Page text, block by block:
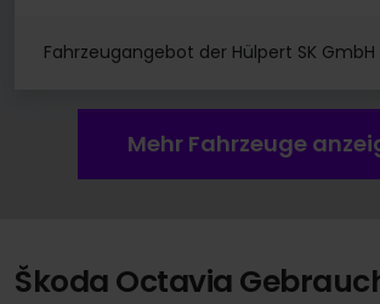
Fahrzeugangebot der Hülpert SK GmbH
Mehr Fahrzeuge
Škoda Octavia